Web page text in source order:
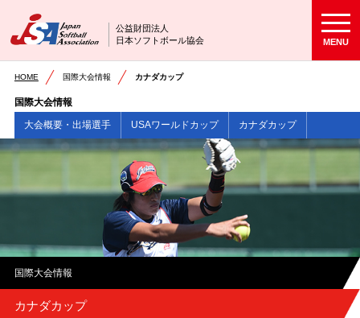
公益財団法人
日本ソフトボール協会
MENU
HOME 国際大会情報 カナダカップ
国際大会情報
大会概要・出場選手
USAワールドカップ カナダカップ
国際大会情報
カナダカップ